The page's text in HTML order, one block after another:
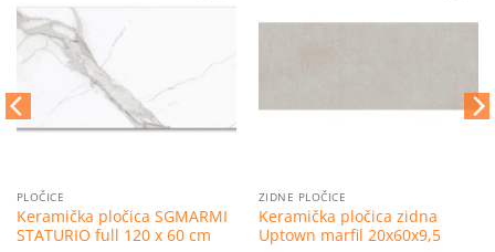
PLOČICE
Keramička pločica SGMARMI
STATURIO full 120 x 60 cm
na
ZIDNE PLOČICE
Keramička pločica zidna
Uptown marfil 20x60x9,5